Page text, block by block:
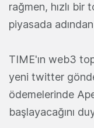
rağmen, hızlı bir
piyasada
TIME'ın web3
yeni twitter
ödemelerinde
başlayacağını